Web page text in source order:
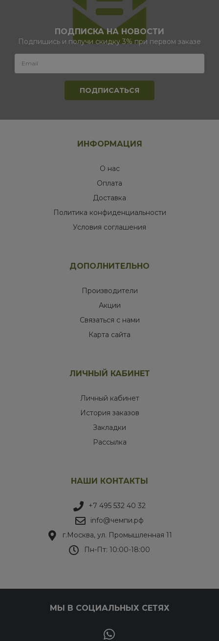
ПОДПИСКА НА НОВОСТИ
Подпишись и получи скидку 3% при первом заказе
ИНФОРМАЦИЯ
О нас
Оплата
Доставка
Политика конфиденциальности
Условия соглашения
ДОПОЛНИТЕЛЬНО
Производители
Акции
Связаться с нами
Карта сайта
ЛИЧНЫЙ КАБИНЕТ
Личный кабинет
История заказов
Закладки
Рассылка
НАШИ КОНТАКТЫ
+7 495 532 40 32
info@чемпи.рф
г.Москва, ул. Промышленная 11
Пн-Пт: 10:00-18:00
МЫ В СОЦИАЛЬНЫХ СЕТЯХ